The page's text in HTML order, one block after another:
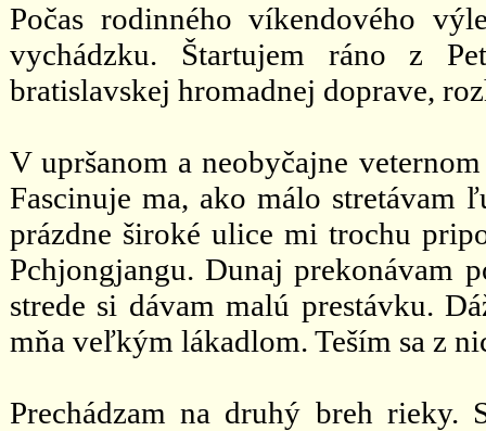
Počas rodinného víkendového
vychádzku. Štartujem ráno z
bratislavskej hromadnej doprave,
V upršanom a neobyčajne
Fascinuje ma, ako málo
prázdne široké ulice mi trochu
Pchjongjangu. Dunaj prekonávam
strede si dávam malú prestávku.
mňa veľkým lákadlom. Teším sa z
Prechádzam na druhý breh